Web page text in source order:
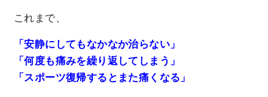
これまで、
「安静にしてもなかなか治らない」
「何度も痛みを繰り返してしまう」
「スポーツ復帰するとまた痛くなる」